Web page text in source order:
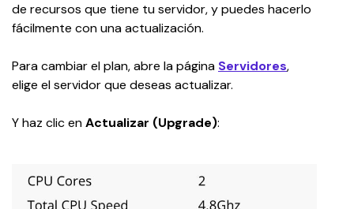
de recursos que tiene tu servidor, y puedes hacerlo
fácilmente con una actualización.
Para cambiar el plan, abre la página Servidores,
elige el servidor que deseas actualizar.
Y haz clic en Actualizar (Upgrade):